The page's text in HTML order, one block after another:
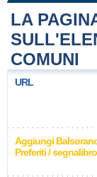
LA
COMUNI
URL
Aggiungi
Preferiti / segnalibro